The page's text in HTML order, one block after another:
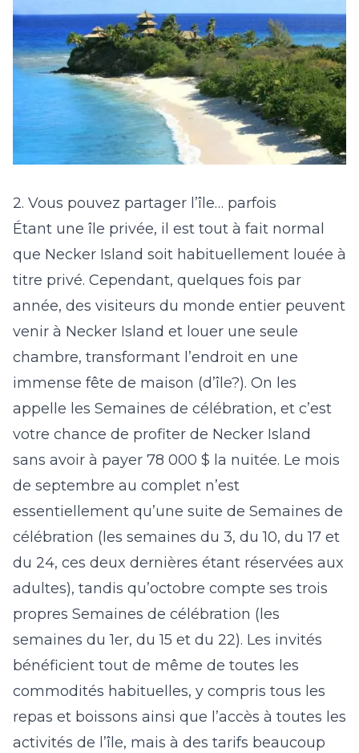
2. Vous pouvez partager l’île… parfois
Étant une île privée, il est tout à fait normal
que Necker Island soit habituellement louée à
titre privé. Cependant, quelques fois par
année, des visiteurs du monde entier peuvent
venir à Necker Island et louer une seule
chambre, transformant l’endroit en une
immense fête de maison (d’île?). On les
appelle les Semaines de célébration, et c’est
votre chance de profiter de Necker Island
sans avoir à payer 78 000 $ la nuitée. Le mois
de septembre au complet n’est
essentiellement qu’une suite de Semaines de
célébration (les semaines du 3, du 10, du 17 et
du 24, ces deux dernières étant réservées aux
adultes), tandis qu’octobre compte ses trois
propres Semaines de célébration (les
semaines du 1er, du 15 et du 22). Les invités
bénéficient tout de même de toutes les
commodités habituelles, y compris tous les
repas et boissons ainsi que l’accès à toutes les
activités de l’île, mais à des tarifs beaucoup